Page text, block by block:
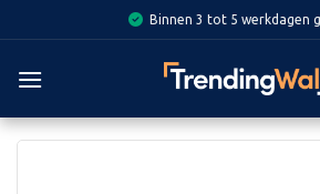
to
content
Binnen 3 tot 5 werkdagen geleverd